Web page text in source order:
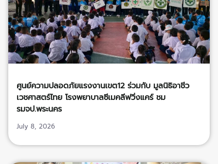
ศูนย์ความปลอดภัยแรงงานเขต12 ร่วมกับ มูลนิธิอาชีว
เวชศาสตร์ไทย โรงพยาบาลซีเมคลีฟวิ่งแคร์ ชม
รมจป.พระนคร
July 8, 2026